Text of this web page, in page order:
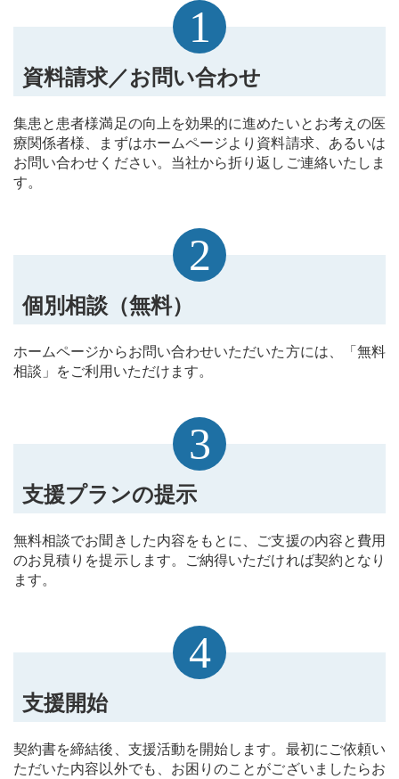
1
資料請求／お問い合わせ
集患と患者様満足の向上を効果的に進めたいとお考えの医
療関係者様、まずはホームページより資料請求、あるいは
お問い合わせください。当社から折り返しご連絡いたしま
す。
2
個別相談（無料）
ホームページからお問い合わせいただいた方には、「無料
相談」をご利用いただけます。
3
支援プランの提示
無料相談でお聞きした内容をもとに、ご支援の内容と費用
のお見積りを提示します。ご納得いただければ契約となり
ます。
4
支援開始
契約書を締結後、支援活動を開始します。最初にご依頼い
ただいた内容以外でも、お困りのことがございましたらお